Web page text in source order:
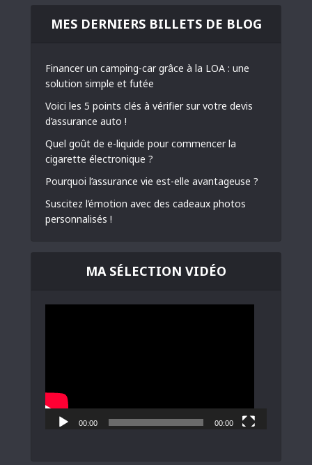
MES DERNIERS BILLETS DE BLOG
Financer un camping-car grâce à la LOA : une
solution simple et futée
Voici les 5 points clés à vérifier sur votre devis
d’assurance auto !
Quel goût de e-liquide pour commencer la
cigarette électronique ?
Pourquoi l’assurance vie est-elle avantageuse ?
Suscitez l’émotion avec des cadeaux photos
personnalisés !
MA SÉLECTION VIDÉO
00:00 00:00